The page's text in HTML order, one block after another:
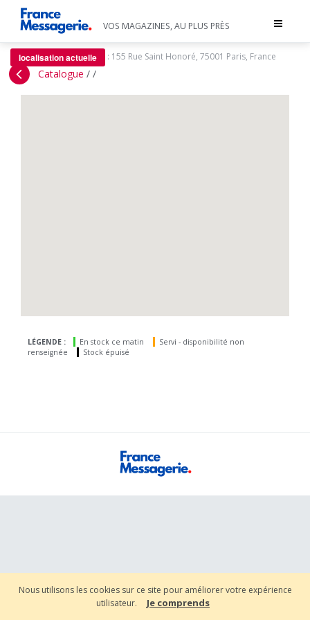
Nous utilisons les cookies sur ce site pour améliorer votre expérience
utilisateur.
Je comprends
Toggle
VOS MAGAZINES, AU PLUS PRÈS
localisation actuelle : 155 Rue Saint Honoré, 75001 Paris, France
Catalogue / /
LÉGENDE : En stock ce matin
Servi - disponibilité non
renseignée
Stock épuisé